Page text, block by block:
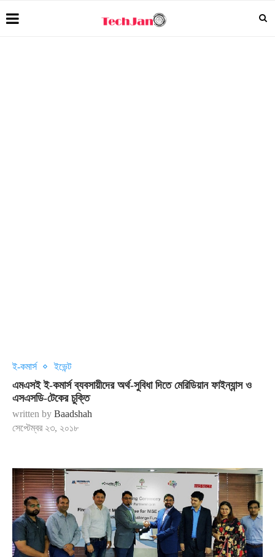
ই-কমার্স ইভেন্ট
এমএসই ই-কমার্স ব্যবসায়ীদের অর্থ-সুবিধা দিতে মেরিডিয়ান ফাইন্যান্স ও
এসএসডি-টেকের চুক্তি
written by Baadshah
সেপ্টেম্বর ২৩, ২০১৮